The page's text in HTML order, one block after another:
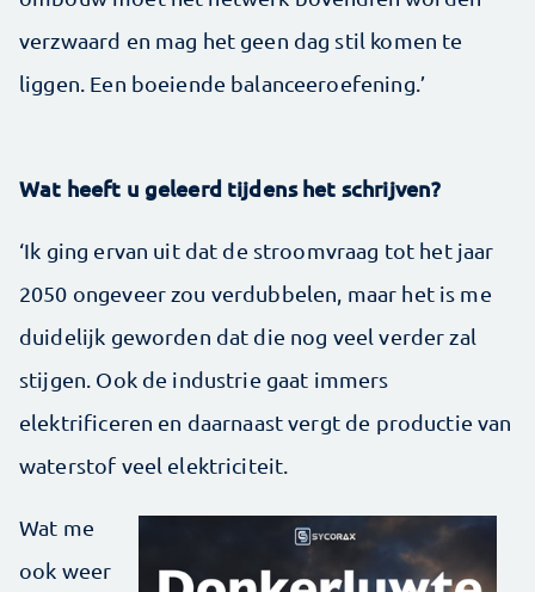
verzwaard en mag het geen dag stil komen te
liggen. Een boeiende balanceeroefening.’
Wat heeft u geleerd tijdens het schrijven?
‘Ik ging ervan uit dat de stroomvraag tot het jaar
2050 ongeveer zou verdubbelen, maar het is me
duidelijk geworden dat die nog veel verder zal
stijgen. Ook de industrie gaat immers
elektrificeren en daarnaast vergt de productie van
waterstof veel elektriciteit.
Wat me
ook weer